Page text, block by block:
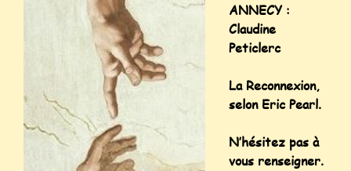
ANNECY :
Claudine
Peticlerc
La Reconnexion,
selon Eric Pearl.
N’hésitez pas à
vous renseigner.